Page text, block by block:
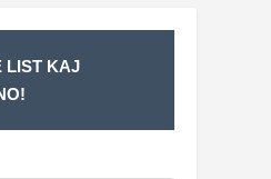
LIST KAJ